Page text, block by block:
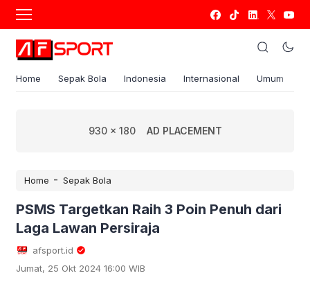
Home Sepak Bola Indonesia Internasional Umum
930 x 180 AD PLACEMENT
Home - Sepak Bola
PSMS Targetkan Raih 3 Poin Penuh dari
Laga Lawan Persiraja
afsport.id
Jumat, 25 Okt 2024 16:00 WIB